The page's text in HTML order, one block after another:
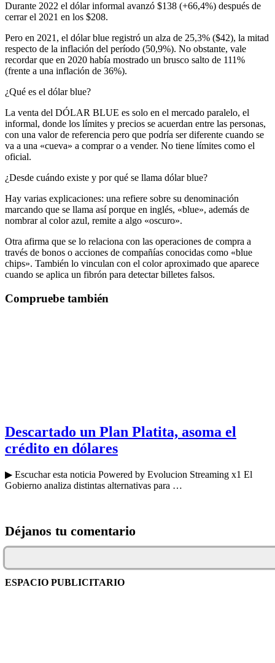
Durante 2022 el dólar informal avanzó $138 (+66,4%) después de
cerrar el 2021 en los $208.
Pero en 2021, el dólar blue registró un alza de 25,3% ($42), la mitad
respecto de la inflación del período (50,9%). No obstante, vale
recordar que en 2020 había mostrado un brusco salto de 111%
(frente a una inflación de 36%).
¿Qué es el dólar blue?
La venta del DÓLAR BLUE es solo en el mercado paralelo, el
informal, donde los límites y precios se acuerdan entre las personas,
con una valor de referencia pero que podría ser diferente cuando se
va a una «cueva» a comprar o a vender. No tiene límites como el
oficial.
¿Desde cuándo existe y por qué se llama dólar blue?
Hay varias explicaciones: una refiere sobre su denominación
marcando que se llama así porque en inglés, «blue», además de
nombrar al color azul, remite a algo «oscuro».
Otra afirma que se lo relaciona con las operaciones de compra a
través de bonos o acciones de compañías conocidas como «blue
chips». También lo vinculan con el color aproximado que aparece
cuando se aplica un fibrón para detectar billetes falsos.
Compruebe también
Descartado un Plan Platita, asoma el
crédito en dólares
▶ Escuchar esta noticia Powered by Evolucion Streaming x1 El
Gobierno analiza distintas alternativas para …
Déjanos tu comentario
ESPACIO PUBLICITARIO